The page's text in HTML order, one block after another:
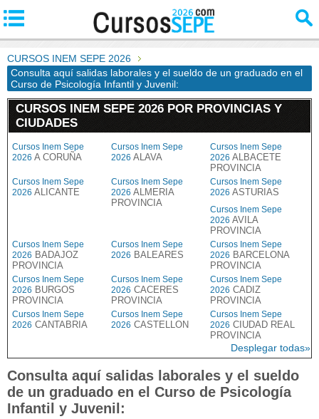
CURSOS INEM SEPE 2026
Consulta aquí salidas laborales y el sueldo de un graduado en el
Curso de Psicología Infantil y Juvenil:
CURSOS INEM SEPE 2026 POR PROVINCIAS Y
CIUDADES
Cursos Inem Sepe
2026 A CORUÑA
Cursos Inem Sepe
2026 ALAVA
Cursos Inem Sepe
2026 ALBACETE
PROVINCIA
Cursos Inem Sepe
2026 ALICANTE
Cursos Inem Sepe
2026 ALMERIA
PROVINCIA
Cursos Inem Sepe
2026 ASTURIAS
Cursos Inem Sepe
2026 AVILA
PROVINCIA
Cursos Inem Sepe
2026 BADAJOZ
PROVINCIA
Cursos Inem Sepe
2026 BALEARES
Cursos Inem Sepe
2026 BARCELONA
PROVINCIA
Cursos Inem Sepe
2026 BURGOS
PROVINCIA
Cursos Inem Sepe
2026 CACERES
PROVINCIA
Cursos Inem Sepe
2026 CADIZ
PROVINCIA
Cursos Inem Sepe
2026 CANTABRIA
Cursos Inem Sepe
2026 CASTELLON
Cursos Inem Sepe
2026 CIUDAD REAL
PROVINCIA
Desplegar todas»
Consulta aquí salidas laborales y el sueldo
de un graduado en el Curso de Psicología
Infantil y Juvenil: